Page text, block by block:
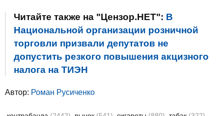
Читайте также на "Цензор.НЕТ": В
Национальной организации розничной
торговли призвали депутатов не
допустить резкого повышения акцизного
налога на ТИЭН
Автор: Роман Русиченко